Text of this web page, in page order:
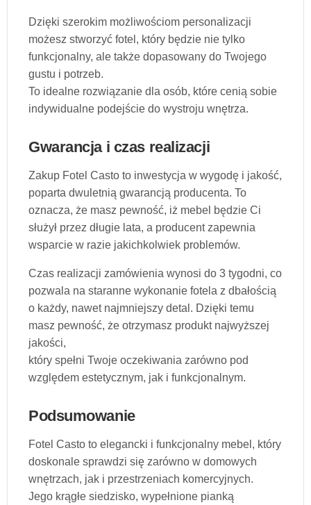
Dzięki szerokim możliwościom personalizacji
możesz stworzyć fotel, który będzie nie tylko
funkcjonalny, ale także dopasowany do Twojego
gustu i potrzeb.
To idealne rozwiązanie dla osób, które cenią sobie
indywidualne podejście do wystroju wnętrza.
Gwarancja i czas realizacji
Zakup Fotel Casto to inwestycja w wygodę i jakość,
poparta dwuletnią gwarancją producenta. To
oznacza, że masz pewność, iż mebel będzie Ci
służył przez długie lata, a producent zapewnia
wsparcie w razie jakichkolwiek problemów.
Czas realizacji zamówienia wynosi do 3 tygodni, co
pozwala na staranne wykonanie fotela z dbałością
o każdy, nawet najmniejszy detal. Dzięki temu
masz pewność, że otrzymasz produkt najwyższej
jakości,
który spełni Twoje oczekiwania zarówno pod
względem estetycznym, jak i funkcjonalnym.
Podsumowanie
Fotel Casto to elegancki i funkcjonalny mebel, który
doskonale sprawdzi się zarówno w domowych
wnętrzach, jak i przestrzeniach komercyjnych.
Jego krągłe siedzisko, wypełnione pianką